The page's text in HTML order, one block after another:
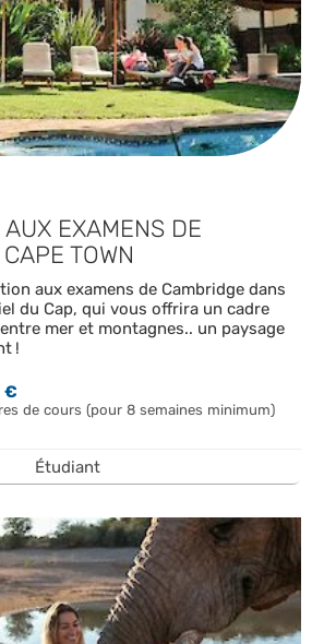
EXAMENS DE
TOWN
aux examens de Cambridge dans
du Cap, qui vous offrira un cadre
mer et montagnes.. un paysage
!
€
de cours (pour 8 semaines minimum)
Étudiant